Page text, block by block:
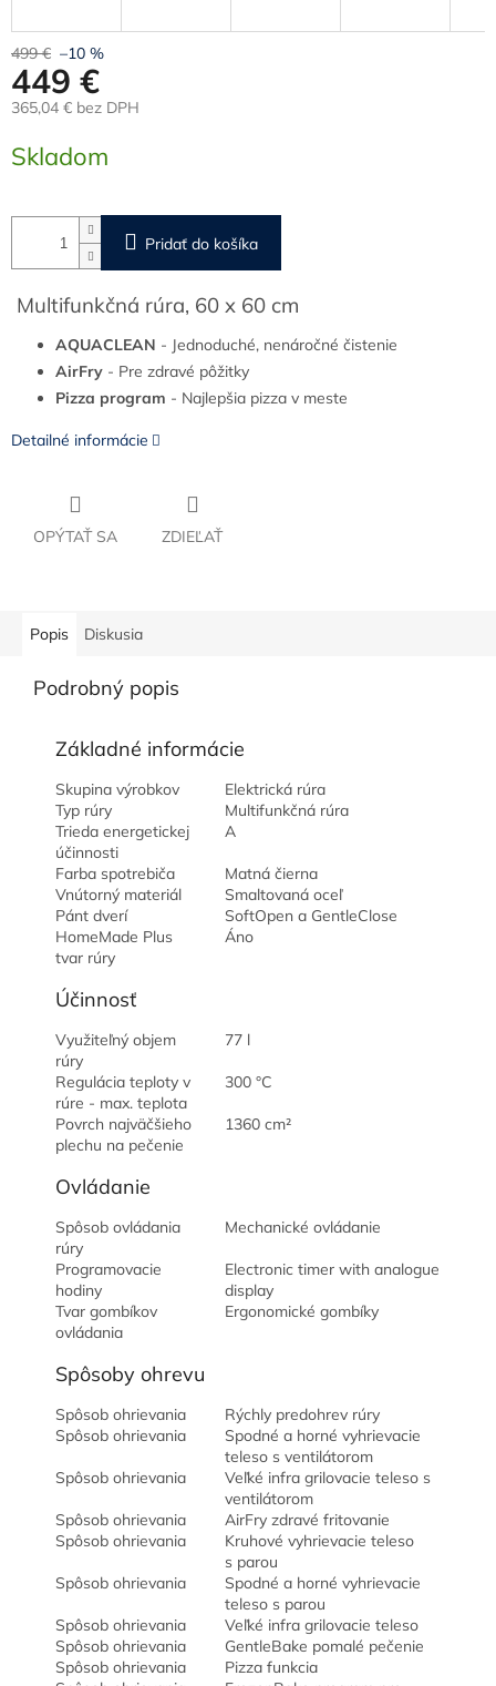
499 € –10 %
449 €
365,04 € bez DPH
cena:
Skladom
Pridať do košíka
Multifunkčná rúra, 60 x 60 cm
AQUACLEAN - Jednoduché, nenáročné čistenie
AirFry - Pre zdravé pôžitky
Pizza program - Najlepšia pizza v meste
Detailné informácie
OPÝTAŤ SA ZDIEĽAŤ
Popis Diskusia
Podrobný popis
Základné informácie
Skupina výrobkov
Elektrická rúra
Typ rúry
Multifunkčná rúra
Trieda energetickej
účinnosti
A
Farba spotrebiča
Matná čierna
Vnútorný materiál
Smaltovaná oceľ
Pánt dverí
SoftOpen a GentleClose
HomeMade Plus
tvar rúry
Áno
Účinnosť
Využiteľný objem
rúry
77 l
Regulácia teploty v
rúre - max. teplota
300 °C
Povrch najväčšieho
plechu na pečenie
1360 cm²
Ovládanie
Spôsob ovládania
rúry
Mechanické ovládanie
Programovacie
hodiny
Electronic timer with analogue
display
Tvar gombíkov
ovládania
Ergonomické gombíky
Spôsoby ohrevu
Spôsob ohrievania
Rýchly predohrev rúry
Spôsob ohrievania
Spodné a horné vyhrievacie
teleso s ventilátorom
Spôsob ohrievania
Veľké infra grilovacie teleso s
ventilátorom
Spôsob ohrievania
AirFry zdravé fritovanie
Spôsob ohrievania
Kruhové vyhrievacie teleso
s parou
Spôsob ohrievania
Spodné a horné vyhrievacie
teleso s parou
Spôsob ohrievania
Veľké infra grilovacie teleso
Spôsob ohrievania
GentleBake pomalé pečenie
Spôsob ohrievania
Pizza funkcia